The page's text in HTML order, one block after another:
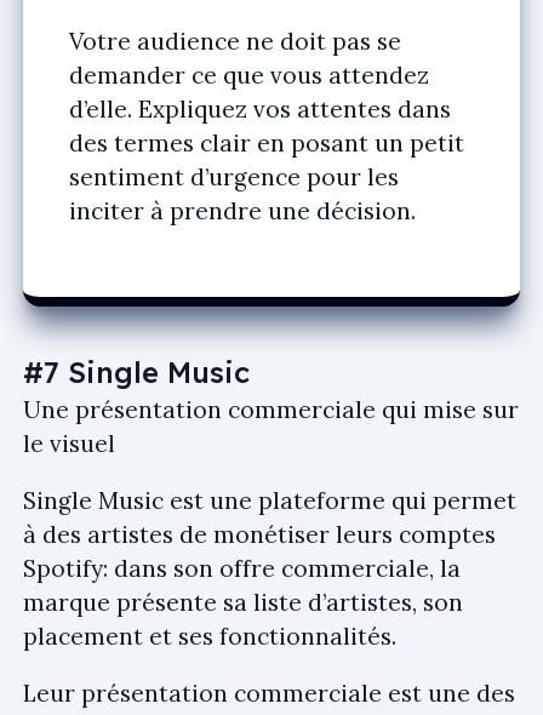
Votre audience ne doit pas se
demander ce que vous attendez
d’elle. Expliquez vos attentes dans
des termes clair en posant un petit
sentiment d’urgence pour les
inciter à prendre une décision.
#7 Single Music
Une présentation commerciale qui mise sur
le visuel
Single Music est une plateforme qui permet
à des artistes de monétiser leurs comptes
Spotify: dans son offre commerciale, la
marque présente sa liste d’artistes, son
placement et ses fonctionnalités.
Leur présentation commerciale est une des